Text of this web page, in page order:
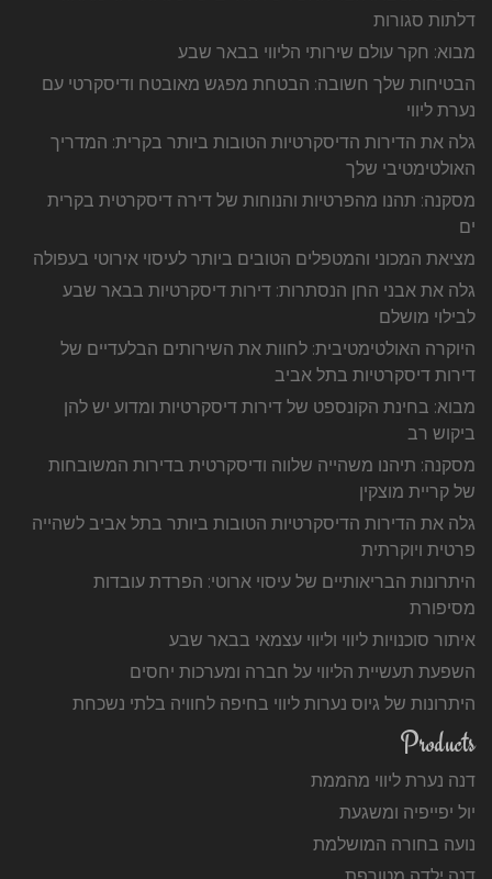
דלתות סגורות
מבוא: חקר עולם שירותי הליווי בבאר שבע
הבטיחות שלך חשובה: הבטחת מפגש מאובטח ודיסקרטי עם
נערת ליווי
גלה את הדירות הדיסקרטיות הטובות ביותר בקרית: המדריך
האולטימטיבי שלך
מסקנה: תהנו מהפרטיות והנוחות של דירה דיסקרטית בקרית
ים
מציאת המכוני והמטפלים הטובים ביותר לעיסוי אירוטי בעפולה
גלה את אבני החן הנסתרות: דירות דיסקרטיות בבאר שבע
לבילוי מושלם
היוקרה האולטימטיבית: לחוות את השירותים הבלעדיים של
דירות דיסקרטיות בתל אביב
מבוא: בחינת הקונספט של דירות דיסקרטיות ומדוע יש להן
ביקוש רב
מסקנה: תיהנו משהייה שלווה ודיסקרטית בדירות המשובחות
של קריית מוצקין
גלה את הדירות הדיסקרטיות הטובות ביותר בתל אביב לשהייה
פרטית ויוקרתית
היתרונות הבריאותיים של עיסוי ארוטי: הפרדת עובדות
מסיפורת
איתור סוכנויות ליווי וליווי עצמאי בבאר שבע
השפעת תעשיית הליווי על חברה ומערכות יחסים
היתרונות של גיוס נערות ליווי בחיפה לחוויה בלתי נשכחת
Products
דנה נערת ליווי מהממת
יול יפייפיה ומשגעת
נועה בחורה המושלמת